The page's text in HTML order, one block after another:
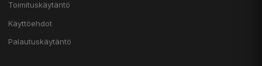
Toimituskäytäntö
Käyttöehdot
Palautuskäytäntö